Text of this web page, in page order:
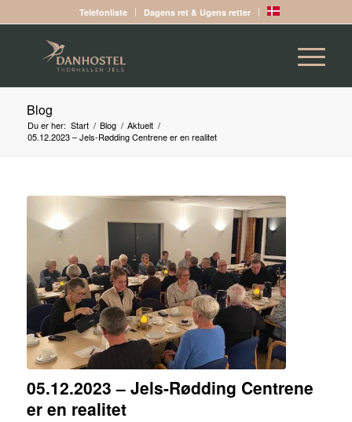
Telefonliste Dagens ret & Ugens retter
Blog
Du er her: Start / Blog / Aktuelt /
05.12.2023 – Jels-Rødding Centrene er en realitet
05.12.2023 – Jels-Rødding Centrene
er en realitet